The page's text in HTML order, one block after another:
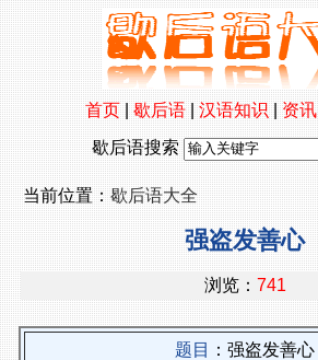
首页|歇后语|汉语知识|资讯
歇后语搜索
当前位置：歇后语大全
强盗发善心
浏览： 741
题目 ：强盗发善心